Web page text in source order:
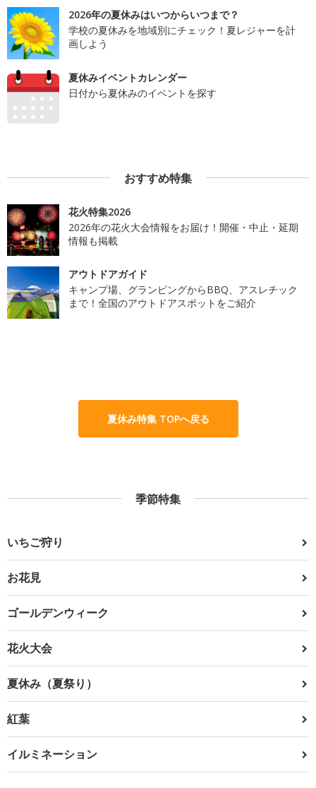
2026年の夏休みはいつからいつまで？
学校の夏休みを地域別にチェック！夏レジャーを計
画しよう
夏休みイベントカレンダー
日付から夏休みのイベントを探す
おすすめ特集
花火特集2026
2026年の花火大会情報をお届け！開催・中止・延期
情報も掲載
アウトドアガイド
キャンプ場、グランピングからBBQ、アスレチック
まで！全国のアウトドアスポットをご紹介
夏休み特集 TOPへ戻る
季節特集
いちご狩り
お花見
ゴールデンウィーク
花火大会
夏休み（夏祭り）
紅葉
イルミネーション